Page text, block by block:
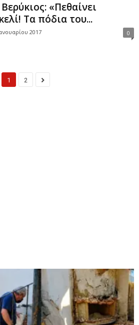
«Πεθαίνει
Τα πόδια του...
2017 0
1 2